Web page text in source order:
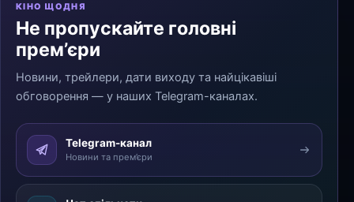
КІНО ЩОДНЯ
Не пропускайте головні
прем’єри
Новини, трейлери, дати виходу та найцікавіші
обговорення — у наших Telegram-каналах.
Telegram-канал
Новини та прем’єри